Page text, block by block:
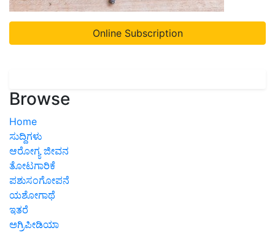
Online Subscription
Browse
Home
ಸುದ್ದಿಗಳು
ಆರೋಗ್ಯ ಜೀವನ
ತೋಟಗಾರಿಕೆ
ಪಶುಸಂಗೋಪನೆ
ಯಶೋಗಾಥೆ
ಇತರೆ
ಅಗ್ರಿಪೀಡಿಯಾ